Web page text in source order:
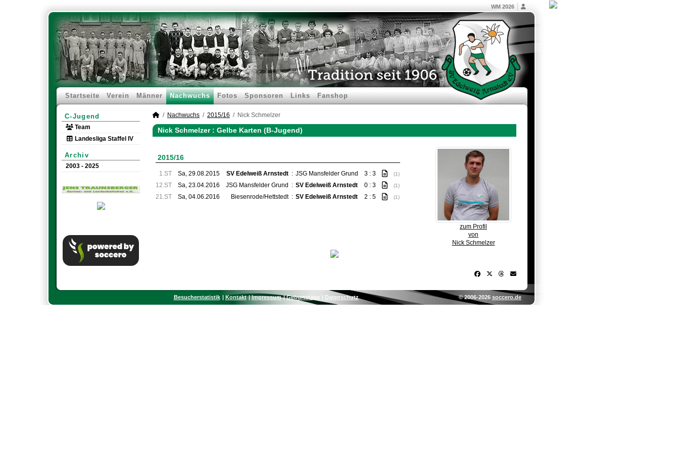
WM 2026
Startseite Verein Männer Nachwuchs Fotos Sponsoren Links Fanshop
C-Jugend
Team
Landesliga Staffel IV
Archiv
2003 - 2025
Nachwuchs 2015/16 Nick Schmelzer
Nick Schmelzer : Gelbe Karten (B-Jugend)
zum Profil
von
Nick Schmelzer
2015/16
1.ST Sa, 29.08.2015 SV Edelweiß Arnstedt : JSG Mansfelder Grund 3 : 3 (1)
12.ST Sa, 23.04.2016 JSG Mansfelder Grund : SV Edelweiß Arnstedt 0 : 3 (1)
21.ST Sa, 04.06.2016 Biesenrode/Hettstedt : SV Edelweiß Arnstedt 2 : 5 (1)
Besucherstatistik Kontakt Impressum Geburtstage Datenschutz © 2006-2026 soccero.de